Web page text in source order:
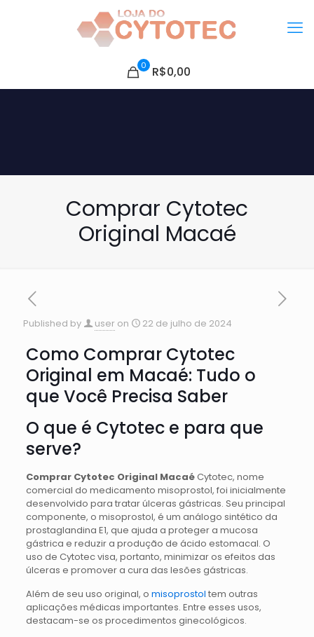
0 R$0,00
Comprar Cytotec
Original Macaé
Published by user on 22 de julho de 2024
Como Comprar Cytotec
Original em Macaé: Tudo o
que Você Precisa Saber
O que é Cytotec e para que
serve?
Comprar Cytotec Original MacaéCytotec, nome
comercial do medicamento misoprostol, foi inicialmente
desenvolvido para tratar úlceras gástricas. Seu principal
componente, o misoprostol, é um análogo sintético da
prostaglandina E1, que ajuda a proteger a mucosa
gástrica e reduzir a produção de ácido estomacal. O
uso de Cytotec visa, portanto, minimizar os efeitos das
úlceras e promover a cura das lesões gástricas.
Além de seu uso original, o misoprostol tem outras
aplicações médicas importantes. Entre esses usos,
destacam-se os procedimentos ginecológicos.